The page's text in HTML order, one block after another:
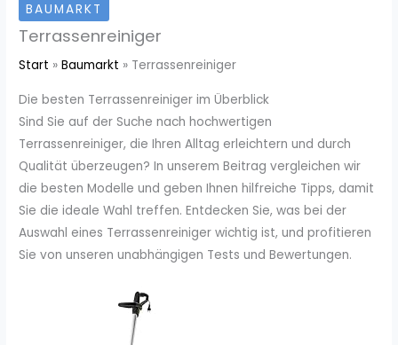
BAUMARKT
Terrassenreiniger
Start Baumarkt Terrassenreiniger
Die besten Terrassenreiniger im Überblick
Sind Sie auf der Suche nach hochwertigen
Terrassenreiniger, die Ihren Alltag erleichtern und durch
Qualität überzeugen? In unserem Beitrag vergleichen wir
die besten Modelle und geben Ihnen hilfreiche Tipps, damit
Sie die ideale Wahl treffen. Entdecken Sie, was bei der
Auswahl eines Terrassenreiniger wichtig ist, und profitieren
Sie von unseren unabhängigen Tests und Bewertungen.